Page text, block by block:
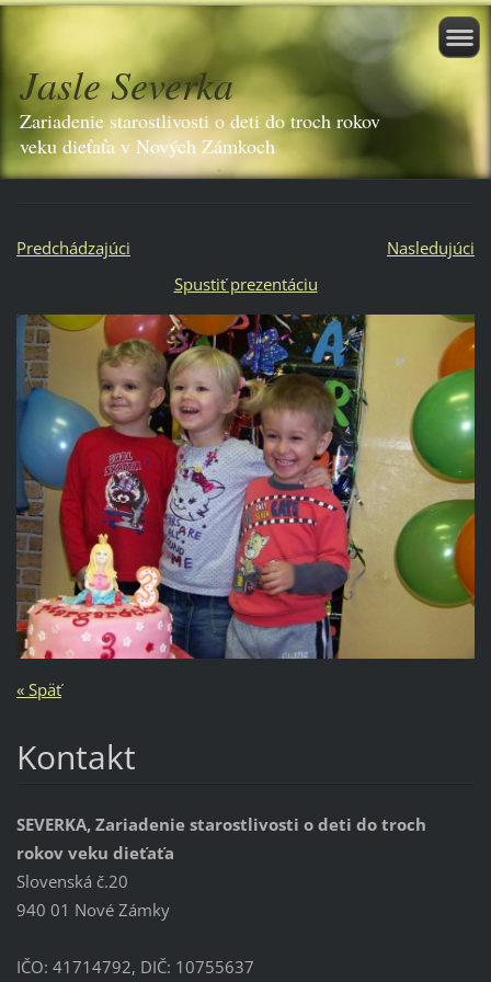
Jasle Severka
Zariadenie starostlivosti o deti do troch rokov
veku dieťaťa v Nových Zámkoch
Predchádzajúci
Nasledujúci
Spustiť prezentáciu
« Späť
Kontakt
SEVERKA, Zariadenie starostlivosti o deti do troch
rokov veku dieťaťa
Slovenská č.20
940 01 Nové Zámky
IČO: 41714792, DIČ: 10755637